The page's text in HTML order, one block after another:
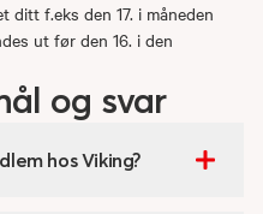
ditt f.eks den 17. i måneden
ut før den 16. i den
og svar
hos Viking?